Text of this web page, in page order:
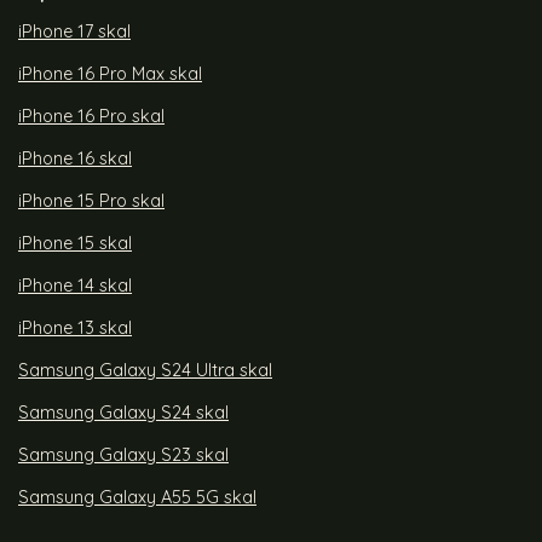
iPhone 17 skal
iPhone 16 Pro Max skal
iPhone 16 Pro skal
iPhone 16 skal
iPhone 15 Pro skal
iPhone 15 skal
iPhone 14 skal
iPhone 13 skal
Samsung Galaxy S24 Ultra skal
Samsung Galaxy S24 skal
Samsung Galaxy S23 skal
Samsung Galaxy A55 5G skal